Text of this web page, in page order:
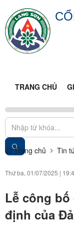
TRANG CHỦ
Trang chủ Tin
Thứ ba, 01/07/2025 |
Lễ công
định của